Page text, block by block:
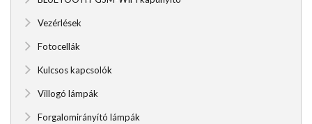
Vezérlések
Fotocellák
Kulcsos kapcsolók
Villogó lámpák
Forgalomirányító lámpák